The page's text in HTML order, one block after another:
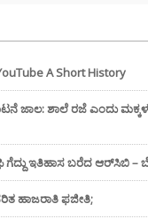
A Short History
ಜಾಲ: ಶಾಲೆ ರಜೆ ಎಂದು
ಗೆದ್ದು ಇತಿಹಾಸ ಬರೆದ ಆರ್‌ಸಿಬಿ –
ಹಾಜರಾತಿ ಫಜೀತಿ;